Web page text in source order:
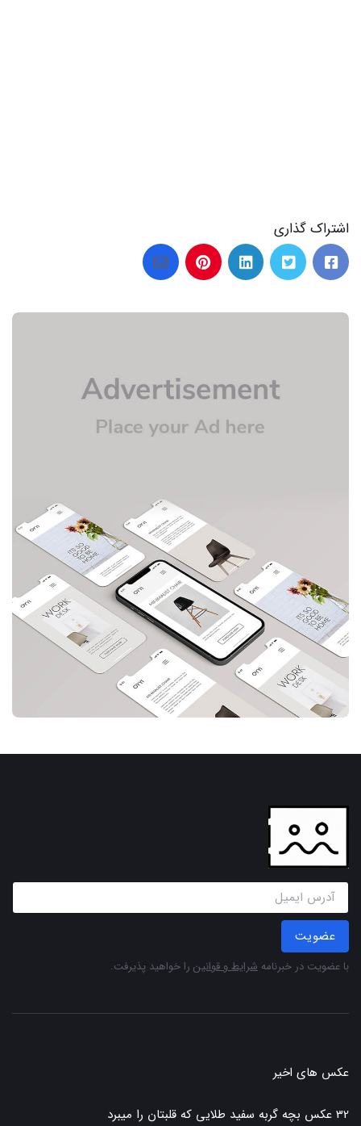
اشتراک گذاری
عضویت
با عضویت در خبرنامه شرایط و قوانین را خواهید پذیرفت.
عکس های اخیر
32 عکس بچه گربه سفید طلایی که قلبتان را میبرد